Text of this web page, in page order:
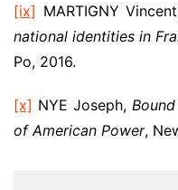
[ix] MARTIGNY
national identities in
Po, 2016.
[x] NYE Joseph,
of American Power,